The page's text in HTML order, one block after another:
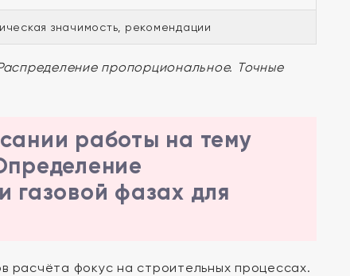
значимость, рекомендации
пропорциональное. Точные
работы на тему
газовой фазах для
расчёта фокус на строительных процессах.